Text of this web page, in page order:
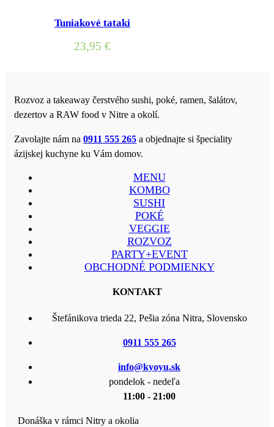
Tuniakové tataki
23,95 €
Rozvoz a takeaway čerstvého sushi, poké, ramen, šalátov,
dezertov a RAW food v Nitre a okolí.
Zavolajte nám na 0911 555 265 a objednajte si špeciality
ázijskej kuchyne ku Vám domov.
MENU
KOMBO
SUSHI
POKÉ
VEGGIE
ROZVOZ
PARTY+EVENT
OBCHODNÉ PODMIENKY
KONTAKT
Štefánikova trieda 22, Pešia zóna Nitra, Slovensko
0911 555 265
info@kyoyu.sk
pondelok - nedeľa
11:00 - 21:00
Donáška v rámci Nitry a okolia